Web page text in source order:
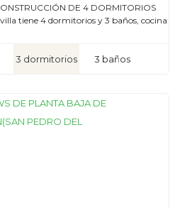
DE 4 DORMITORIOS
tiene 4 dormitorios y 3 baños, cocina
3 dormitorios 3 baños